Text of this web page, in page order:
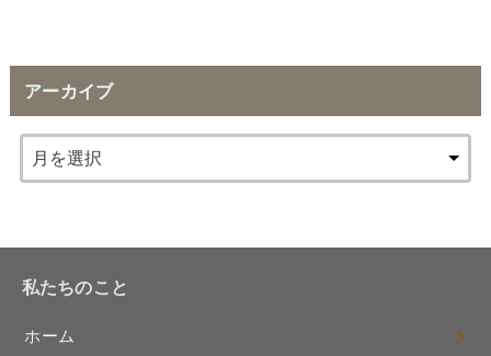
アーカイブ
私たちのこと
ホーム